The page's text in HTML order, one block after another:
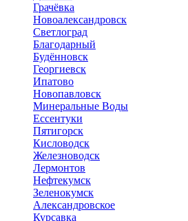
Грачёвка
Новоалександровск
Светлоград
Благодарный
Будённовск
Георгиевск
Ипатово
Новопавловск
Минеральные Воды
Ессентуки
Пятигорск
Кисловодск
Железноводск
Лермонтов
Нефтекумск
Зеленокумск
Александровское
Курсавка